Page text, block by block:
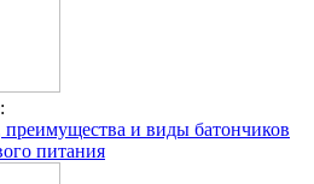
преимущества и виды батончиков
питания